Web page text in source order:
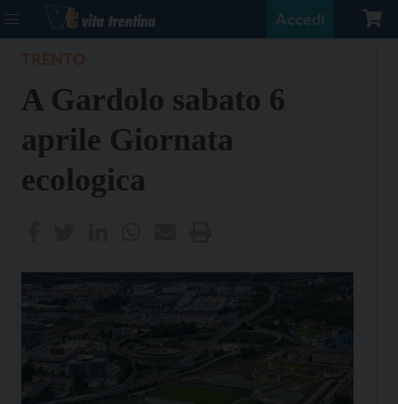
Accedi
A Gardolo sabato 6
aprile Giornata
ecologica